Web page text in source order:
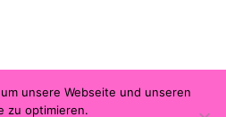
unsere Webseite und unseren
zu optimieren.